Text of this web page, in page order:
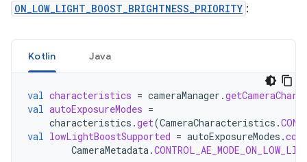
ON_LOW_LIGHT_BOOST_BRIGHTNESS_PRIORITY :
Kotlin Java
val characteristics = cameraManager .
val autoExposureModes =
characteristics .get(CameraCharacteristics .
val lowLightBoostSupported = autoExposureModes .
CameraMetadata.